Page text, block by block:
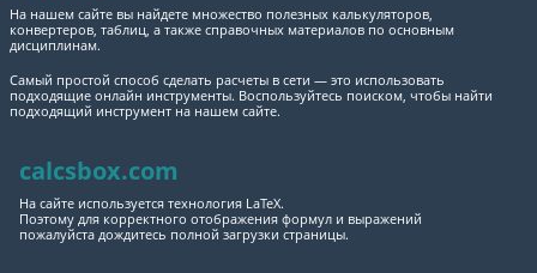
На нашем сайте вы найдете множество полезных калькуляторов,
конвертеров, таблиц, а также справочных материалов по основным
дисциплинам.
Самый простой способ сделать расчеты в сети — это использовать
подходящие онлайн инструменты. Воспользуйтесь поиском, чтобы найти
подходящий инструмент на нашем сайте.
calcsbox.com
На сайте используется технология LaTeX.
Поэтому для корректного отображения формул и выражений
пожалуйста дождитесь полной загрузки страницы.